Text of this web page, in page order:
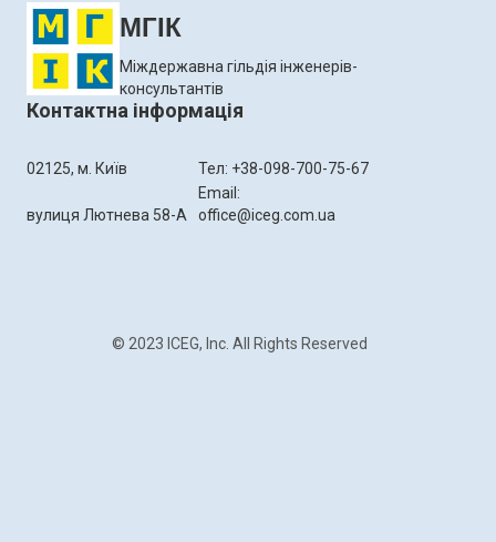
МГІК
Міждержавна гільдія інженерів-
консультантів
Контактна інформація
02125, м. Київ
вулиця Лютнева 58-А
Тел: +38-098-700-75-67
Email:
office@iceg.com.ua
© 2023 ICEG, Inc. All Rights Reserved